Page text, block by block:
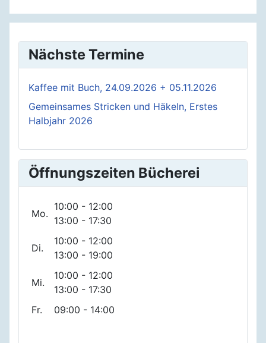
Nächste Termine
Kaffee mit Buch, 24.09.2026 + 05.11.2026
Gemeinsames Stricken und Häkeln, Erstes
Halbjahr 2026
Öffnungszeiten Bücherei
Mo.
10:00 - 12:00
13:00 - 17:30
Di.
10:00 - 12:00
13:00 - 19:00
Mi.
10:00 - 12:00
13:00 - 17:30
Fr.
09:00 - 14:00